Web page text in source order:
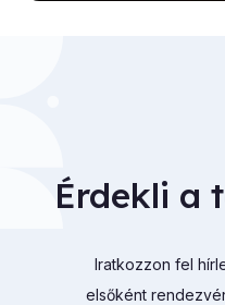
Érdekli a
Iratkozzon fel
elsőként